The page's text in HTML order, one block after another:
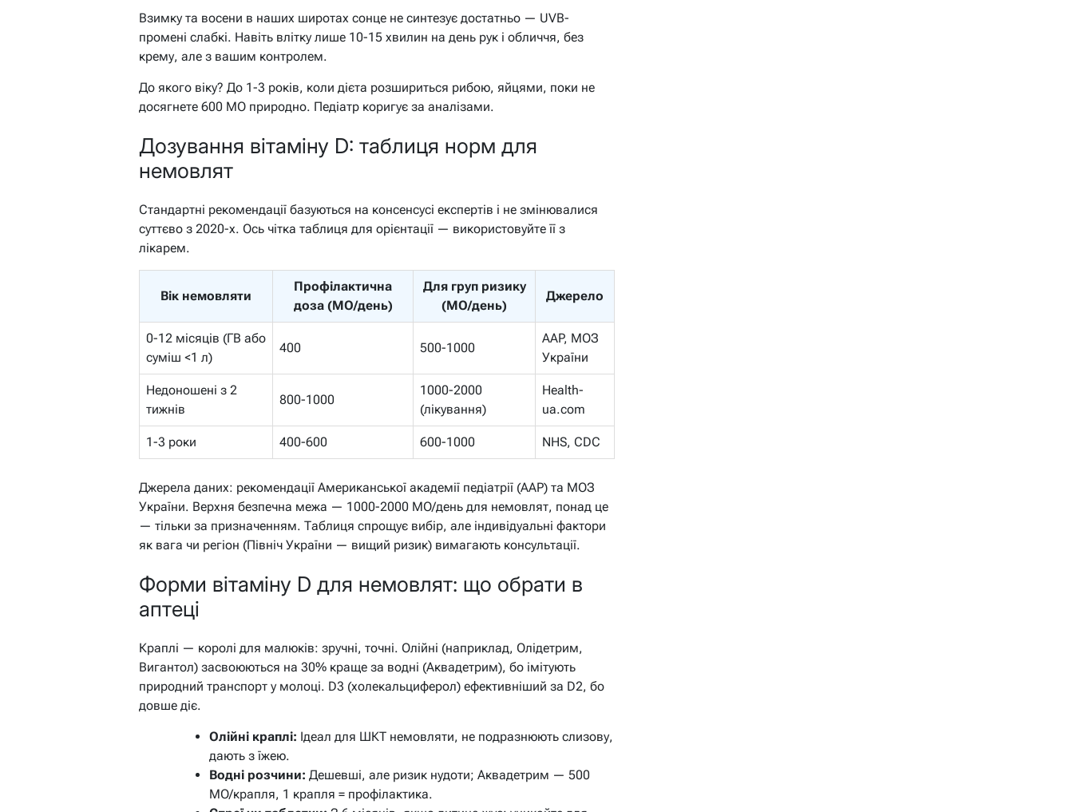
Взимку та восени в наших широтах сонце не синтезує достатньо — UVB-
промені слабкі. Навіть влітку лише 10-15 хвилин на день рук і обличчя, без
крему, але з вашим контролем.
До якого віку? До 1-3 років, коли дієта розшириться рибою, яйцями, поки не
досягнете 600 МО природно. Педіатр коригує за аналізами.
Дозування вітаміну D: таблиця норм для
немовлят
Стандартні рекомендації базуються на консенсусі експертів і не змінювалися
суттєво з 2020-х. Ось чітка таблиця для орієнтації — використовуйте її з
лікарем.
Вік немовляти
Профілактична
доза (МО/день)
Для груп ризику
(МО/день)
Джерело
0-12 місяців (ГВ або
суміш <1 л)
400 500-1000
AAP, МОЗ
України
Недоношені з 2
тижнів
800-1000
1000-2000
(лікування)
Health-
ua.com
1-3 роки 400-600 600-1000 NHS, CDC
Джерела даних: рекомендації Американської академії педіатрії (AAP) та МОЗ
України. Верхня безпечна межа — 1000-2000 МО/день для немовлят, понад це
— тільки за призначенням. Таблиця спрощує вибір, але індивідуальні фактори
як вага чи регіон (Північ України — вищий ризик) вимагають консультації.
Форми вітаміну D для немовлят: що обрати в
аптеці
Краплі — королі для малюків: зручні, точні. Олійні (наприклад, Олідетрим,
Вигантол) засвоюються на 30% краще за водні (Аквадетрим), бо імітують
природний транспорт у молоці. D3 (холекальциферол) ефективніший за D2, бо
довше діє.
Олійні краплі: Ідеал для ШКТ немовляти, не подразнюють слизову,
дають з їжею.
Водні розчини: Дешевші, але ризик нудоти; Аквадетрим — 500
МО/крапля, 1 крапля = профілактика.